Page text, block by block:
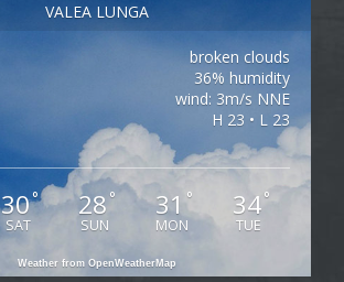
VALEA LUNGA
broken clouds
36% humidity
wind: 3m/s NNE
H 23 • L 23
30°
SAT
28°
SUN
31 °
MON
34°
TUE
Weather from OpenWeatherMap